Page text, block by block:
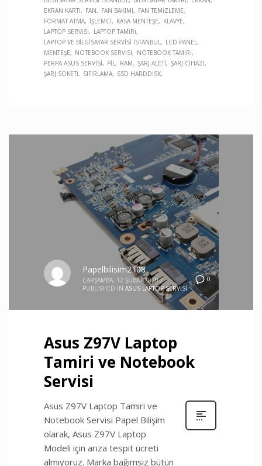
EKRAN KARTI
FAN FAN BAKIMI
FAN TEMIZLEME
FORMAT ATMA
İŞLEMCI KASA MENTEŞE
KLAVYE
LAPTOP SERVISI
LAPTOP TAMIRI
LAPTOP VE BILGISAYAR SERVISI İSTANBUL
LCD PANEL
MENTEŞE
NOTEBOOK SERVISI
NOTEBOOK TAMIRI
PERPA ASUS SERVISI
PIL RAM ŞARJ ALETI
ŞARJ CIHAZI
ŞARJ SOKETI
SIFIRLAMA SSD HARDDISK
0
Papelbilisim2108
ÇARŞAMBA, 12 ŞUBAT 2020 /
PUBLISHED IN ASUS LAPTOP SERVISI
Asus Z97V Laptop
Tamiri ve Notebook
Servisi
Asus Z97V Laptop Tamiri ve
Notebook Servisi Papel Bilişim
olarak, Asus Z97V Laptop
Modeli için arıza tespit ücreti
almıyoruz. Marka bağımsız bütün